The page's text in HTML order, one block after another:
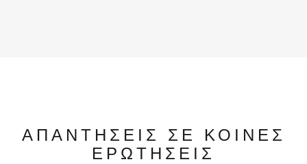
ΑΠΑΝΤΗΣΕΙΣ ΣΕ ΚΟΙΝΕΣ
ΕΡΩΤΗΣΕΙΣ